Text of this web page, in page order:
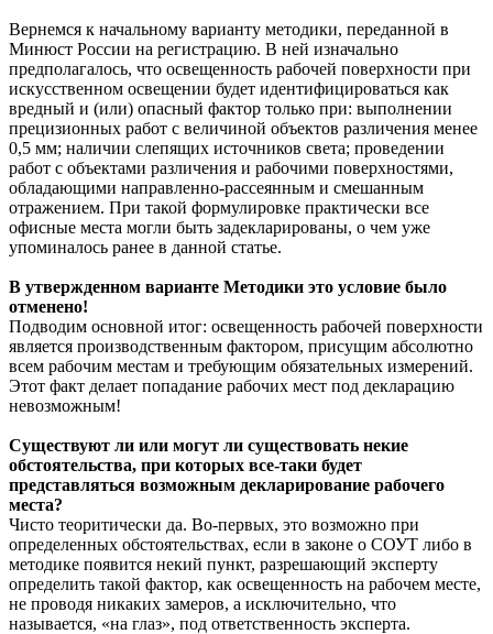
Вернемся к начальному варианту методики, переданной в
Минюст России на регистрацию. В ней изначально
предполагалось, что освещенность рабочей поверхности при
искусственном освещении будет идентифицироваться как
вредный и (или) опасный фактор только при: выполнении
прецизионных работ с величиной объектов различения менее
0,5 мм; наличии слепящих источников света; проведении
работ с объектами различения и рабочими поверхностями,
обладающими направленно-рассеянным и смешанным
отражением. При такой формулировке практически все
офисные места могли быть задекларированы, о чем уже
упоминалось ранее в данной статье.
В утвержденном варианте Методики это условие было
отменено!
Подводим основной итог: освещенность рабочей поверхности
является производственным фактором, присущим абсолютно
всем рабочим местам и требующим обязательных измерений.
Этот факт делает попадание рабочих мест под декларацию
невозможным!
Существуют ли или могут ли существовать некие
обстоятельства, при которых все-таки будет
представляться возможным декларирование рабочего
места?
Чисто теоритически да. Во-первых, это возможно при
определенных обстоятельствах, если в законе о СОУТ либо в
методике появится некий пункт, разрешающий эксперту
определить такой фактор, как освещенность на рабочем месте,
не проводя никаких замеров, а исключительно, что
называется, «на глаз», под ответственность эксперта.